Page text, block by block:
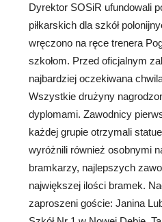
Dyrektor SOSiR ufundowali
piłkarskich dla szkół
wręczono na ręce trenera
szkołom. Przed oficjalnym
najbardziej oczekiwana
Wszystkie drużyny
dyplomami. Zawodnicy
każdej grupie otrzymali
wyróżnili również osobnymi
bramkarzy, najlepszych
największej ilości bramek.
zaproszeni goście: Janina